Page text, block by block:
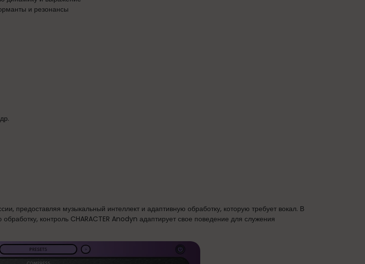
и резонансы
предоставляя музыкальный интеллект и адаптивную обработку, которую требует вокал. В
контроль CHARACTER Anodyn адаптирует свое поведение для служения